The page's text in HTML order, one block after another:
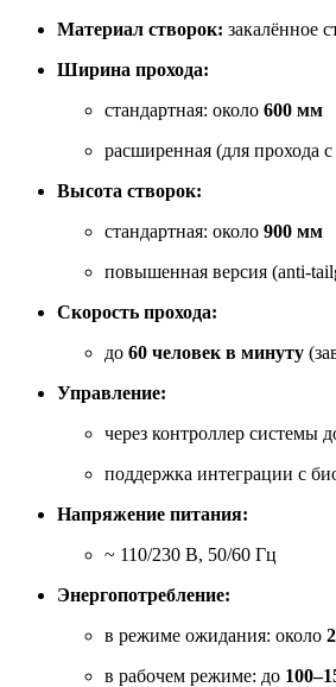
Материал створок: закалённое
Ширина прохода:
стандартная: около 600 мм
расширенная (для прохода
Высота створок:
стандартная: около 900 мм
повышенная версия (anti-
Скорость прохода:
до 60 человек в минуту
Управление:
через контроллер системы
поддержка интеграции с
Напряжение питания:
~ 110/230 В, 50/60 Гц
Энергопотребление:
в режиме ожидания: около
в рабочем режиме: до